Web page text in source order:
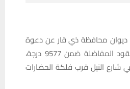
ديوان محافظة ذي قار عن دعوة
عدد من المتقدمين لعقود المفاضلة ضمن 9577 درجة،
شارع النيل قرب فلكة الحضارات